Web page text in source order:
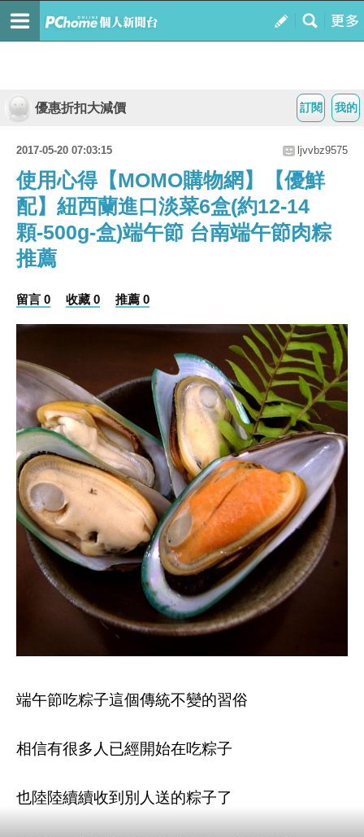
我的
訂閱
優惠折扣大減價
2017-05-20 07:03:15 ljvvbz9575
使用心得【MOMO購物網】【優鮮
配】紐西蘭進口淡菜6盒(約12-14
顆-500g-盒)端午節 台南端午節肉粽
推薦
留言 0 收藏 0 推薦 0
端午節吃粽子這個傳統不變的習俗
相信有很多人已經開始在吃粽子
也陸陸續續收到別人送的粽子了